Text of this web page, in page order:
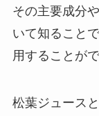
その主要成分
いて知ること
用することがで
松葉ジュース